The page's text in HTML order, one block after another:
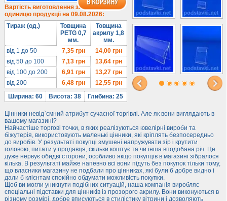
Лототрони
Ящики з акрилу
Цінники
Засоби захисту
Інформ. стенди
Підлогові стійки
Вартість виготовлення за
одиницю продукції на 09.08.2026:
Тираж (од.)
Товщина
PETG 0,7
мм.
Товщина
акрилу 1,8
мм.
від 1 до 50
7,35грн 14,00грн
від 50 до 100
7,13грн 13,64грн
від 100 до 200
6,91грн 13,27грн
від 200
6,48грн 12,55грн
Ширина: 60
Висота: 38 Глибина: 25
Цінники невід`ємний атрибут сучасної торгівлі. Але як вони виглядають в
вашому магазині?
Найчастіше торгові точки, в яких реалізуються ювелірні вироби та
біжутерія, використовують маленькі цінники, які кріплять безпосередньо
до виробів. У результаті покупці змушені напружувати зір і крутити
головою, питати у продавця, скільки коштує та чи інша вподобана річ. Це
дуже нервує обидві сторони, особливо якщо покупців в магазині зібралося
кілька. В результаті майже напевно всі вони підуть без покупок тільки тому,
що власники магазину не подбали про цінниках, які були б добре видно і
дали б клієнтам спокійно обдумати можливість покупки.
Щоб ви могли уникнути подібних ситуацій, наша компанія виробляє
спеціальні підставки для цінників із прозорого акрилу. Вони виконуються в
різному розмірі, добре вписуються в стилістику вітрини і дозволяють